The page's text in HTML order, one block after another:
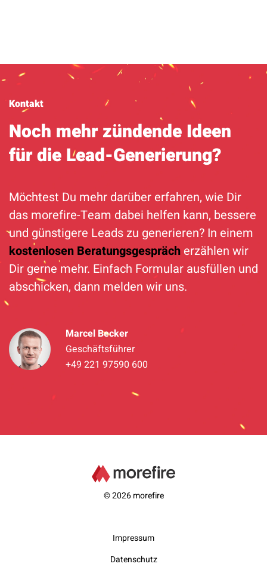
Kontakt
Noch mehr zündende Ideen
für die Lead-Generierung?
Möchtest Du mehr darüber erfahren, wie Dir
das morefire-Team dabei helfen kann, bessere
und günstigere Leads zu generieren? In einem
kostenlosen Beratungsgespräch erzählen wir
Dir gerne mehr. Einfach Formular ausfüllen und
abschicken, dann melden wir uns.
Marcel Becker
Geschäftsführer
+49 221 97590 600
© 2026 morefire
Impressum
Datenschutz